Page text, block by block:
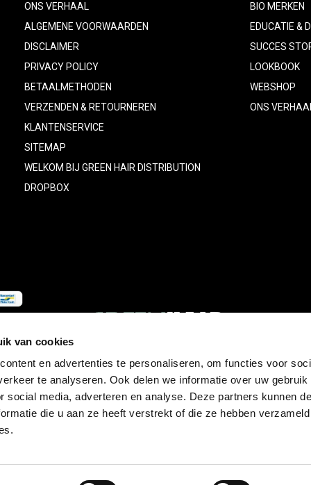
van cookies
en advertenties te personaliseren, om functies voor
te analyseren. Ook delen we informatie over uw gebruik
social media, adverteren en analyse. Deze partners kunnen
die u aan ze heeft verstrekt of die ze hebben
ONS VERHAAL
ALGEMENE VOORWAARDEN
DISCLAIMER
PRIVACY POLICY
BETAALMETHODEN
VERZENDEN & RETOURNEREN
KLANTENSERVICE
SITEMAP
WELKOM BIJ GREEN HAIR DISTRIBUTION
DROPBOX
BIO MERKEN
EDUCATIE &
SUCCES
LOOKBOOK
WEBSHOP
ONS
© Copyright2026- Theme RePos - Theme ByDMWSx Plus+ -RSS-feed